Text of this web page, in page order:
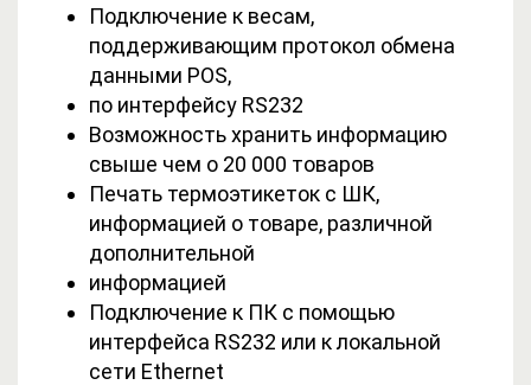
Подключение к весам,
поддерживающим протокол обмена
данными POS,
по интерфейсу RS232
Возможность хранить информацию
свыше чем о 20 000 товаров
Печать термоэтикеток с ШК,
информацией о товаре, различной
дополнительной
информацией
Подключение к ПК с помощью
интерфейса RS232 или к локальной
сети Ethernet